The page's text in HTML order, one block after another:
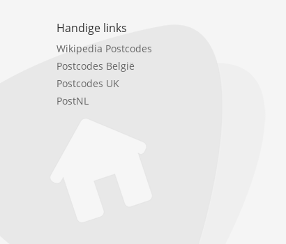
Handige links
Wikipedia Postcodes
Postcodes België
Postcodes UK
PostNL